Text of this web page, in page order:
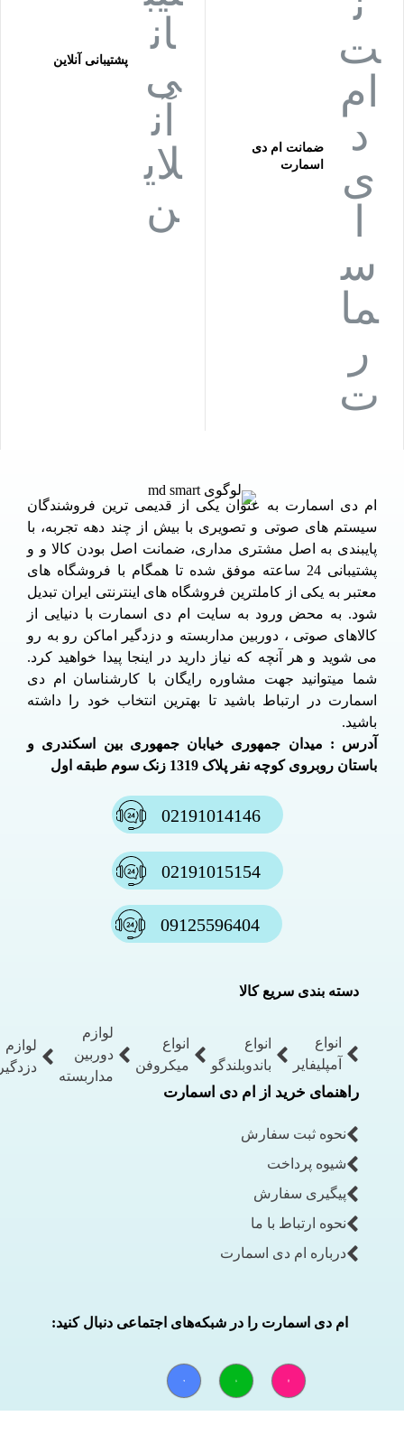
ضمانت ام دی
اسمارت
پشتیبانی آنلاین
ام دی اسمارت به عنوان یکی از قدیمی ترین فروشندگان
سیستم های صوتی و تصویری با بیش از چند دهه تجربه، با
پایبندی به اصل مشتری مداری، ضمانت اصل بودن کالا و و
پشتیبانی 24 ساعته موفق شده تا همگام با فروشگاه های
معتبر به یکی از کاملترین فروشگاه های اینترنتی ایران تبدیل
شود. به محض ورود به سایت ام دی اسمارت با دنیایی از
کالاهای صوتی ، دوربین مداربسته و دزدگیر اماکن رو به رو
می شوید و هر آنچه که نیاز دارید در اینجا پیدا خواهید کرد.
شما میتوانید جهت مشاوره رایگان با کارشناسان ام دی
اسمارت در ارتباط باشید تا بهترین انتخاب خود را داشته
باشید.
آدرس : میدان جمهوری خیابان جمهوری بین اسکندری و
باستان روبروی کوچه نفر پلاک 1319 زنک سوم طبقه اول
02191014146
02191015154
09125596404
دسته بندی سریع کالا
انواع
آمپلیفایر
انواع
باندوبلندگو
انواع
میکروفن
لوازم
دوربین
مداربسته
لوازم
دزدگیر
راهنمای خرید از ام دی اسمارت
نحوه ثبت سفارش
شیوه پرداخت
پیگیری سفارش
نحوه ارتباط با ما
درباره ام دی اسمارت
ام دی اسمارت را در شبکه‌های اجتماعی دنبال کنید: